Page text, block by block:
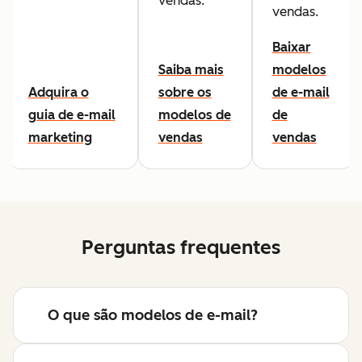
Adquira o
guia de e-mail
marketing
Saiba mais
sobre os
modelos de
vendas
vendas.
Baixar
modelos
de e-mail
de
vendas
Perguntas frequentes
O que são modelos de e-mail?